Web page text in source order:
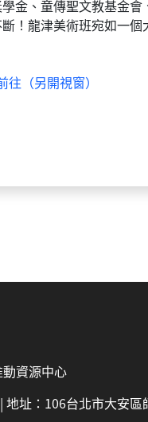
金、童傳聖文教基金
！龍津美術班宛如一
往（另開視窗）
資源中心
址：106台北市大安區